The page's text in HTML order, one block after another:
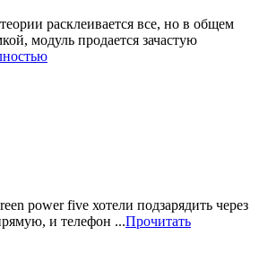
расклеивается все, но в общем
модуль продается зачастую
power five хотели подзарядить через
и телефон ...Прочитать